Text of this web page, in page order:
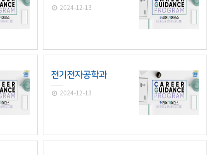
2024-12-13
전기전자공학과
2024-12-13